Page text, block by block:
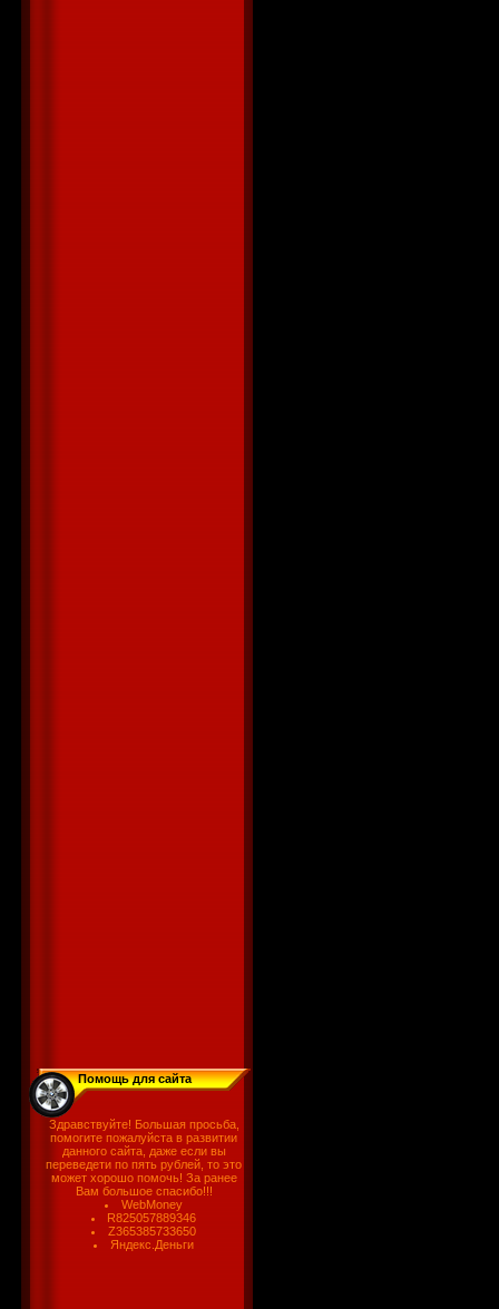
Помощь для сайта
Здравствуйте! Большая просьба,
помогите пожалуйста в развитии
данного сайта, даже если вы
переведети по пять рублей, то это
может хорошо помочь! За ранее
Вам большое спасибо!!!
WebMoney
R825057889346
Z365385733650
Яндекс.Деньги